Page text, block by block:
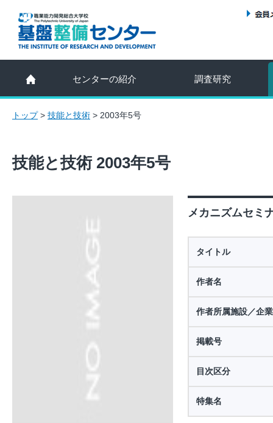
センターの紹介 調査研究
トップ> 技能と技術 > 2003年5号
技能と技術 2003年5号
メカニズムセミ
タイトル
作者名
作者所属施設／企業
掲載号
目次区分
特集名